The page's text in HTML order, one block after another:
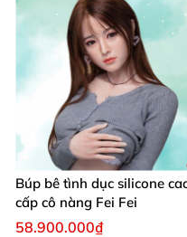
Búp bê tình dục silicone
cấp cô nàng Fei Fei
58.900.000₫